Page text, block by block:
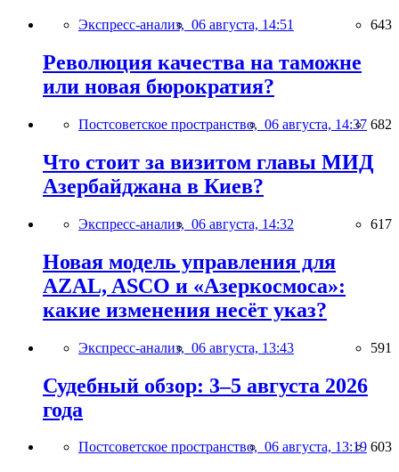
Экспресс-анализ, 06 августа, 14:51 643
Революция качества на таможне
или новая бюрократия?
Постсоветское пространство, 06 августа, 14:37 682
Что стоит за визитом главы МИД
Азербайджана в Киев?
Экспресс-анализ, 06 августа, 14:32 617
Новая модель управления для
AZAL, ASCO и «Азеркосмоса»:
какие изменения несёт указ?
Экспресс-анализ, 06 августа, 13:43 591
Судебный обзор: 3–5 августа 2026
года
Постсоветское пространство, 06 августа, 13:19 603